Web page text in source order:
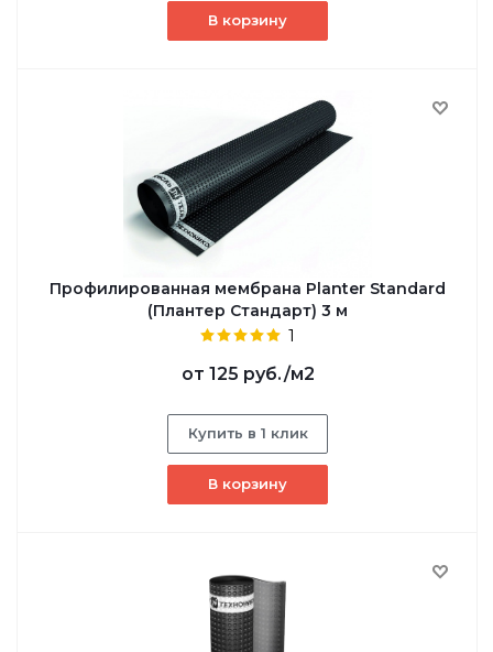
В корзину
Профилированная мембрана Planter Standard
(Плантер Стандарт) 3 м
1
от 125 руб./м2
Купить в 1 клик
В корзину